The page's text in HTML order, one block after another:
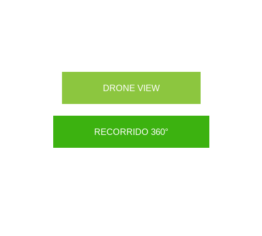
DRONE VIEW
RECORRIDO 360°